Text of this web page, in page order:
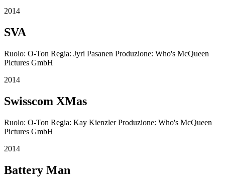
2014
SVA
Ruolo: O-Ton Regia: Jyri Pasanen Produzione: Who's McQueen
Pictures GmbH
2014
Swisscom XMas
Ruolo: O-Ton Regia: Kay Kienzler Produzione: Who's McQueen
Pictures GmbH
2014
Battery Man